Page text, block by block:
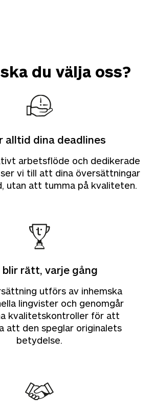
du välja oss?
alltid dina deadlines
arbetsflöde och dedikerade
vi till att dina översättningar
utan att tumma på kvaliteten.
blir rätt, varje gång
utförs av inhemska
lingvister och genomgår
kvalitetskontroller för att
att den speglar originalets
betydelse.